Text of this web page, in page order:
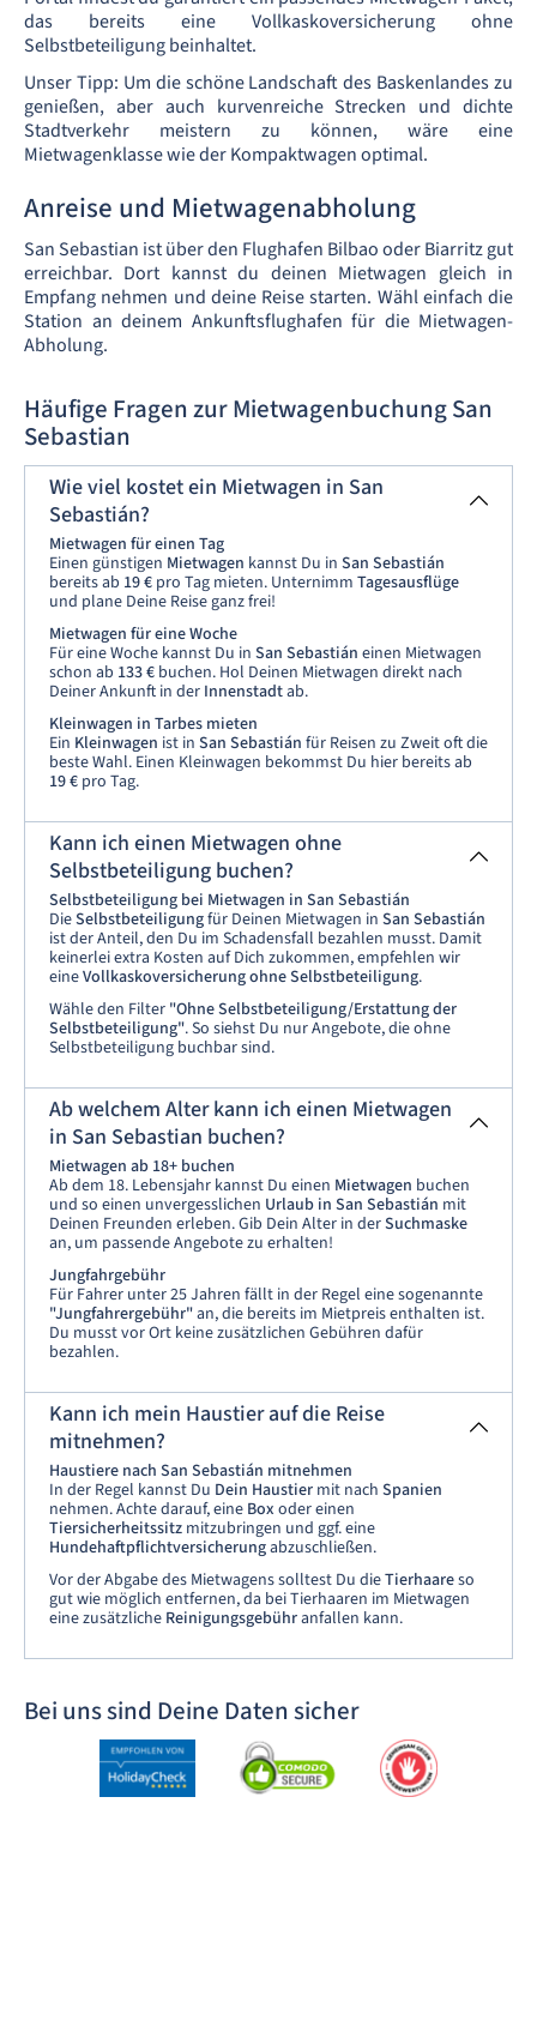
das bereits eine Vollkaskoversicherung ohne
Selbstbeteiligung beinhaltet.
Unser Tipp: Um die schöne Landschaft des Baskenlandes zu
genießen, aber auch kurvenreiche Strecken und dichte
Stadtverkehr meistern zu können, wäre eine
Mietwagenklasse wie der Kompaktwagen optimal.
Anreise und Mietwagenabholung
San Sebastian ist über den Flughafen Bilbao oder Biarritz gut
erreichbar. Dort kannst du deinen Mietwagen gleich in
Empfang nehmen und deine Reise starten. Wähl einfach die
Station an deinem Ankunftsflughafen für die Mietwagen-
Abholung.
Häufige Fragen zur Mietwagenbuchung San
Sebastian
Wie viel kostet ein Mietwagen in San
Sebastián?
Mietwagen für einen Tag
Einen günstigen Mietwagen kannst Du in San Sebastián
bereits ab 19 € pro Tag mieten. Unternimm Tagesausflüge
und plane Deine Reise ganz frei!
Mietwagen für eine Woche
Für eine Woche kannst Du in San Sebastián einen Mietwagen
schon ab 133 € buchen. Hol Deinen Mietwagen direkt nach
Deiner Ankunft in der Innenstadtab.
Kleinwagen in Tarbes mieten
Ein Kleinwagen ist in San Sebastián für Reisen zu Zweit oft die
beste Wahl. Einen Kleinwagen bekommst Du hier bereits ab
19 € pro Tag.
Kann ich einen Mietwagen ohne
Selbstbeteiligung buchen?
Selbstbeteiligung bei Mietwagen in San Sebastián
DieSelbstbeteiligungfür Deinen Mietwagen in San Sebastián
ist der Anteil, den Du im Schadensfall bezahlen musst. Damit
keinerlei extra Kosten auf Dich zukommen, empfehlen wir
eineVollkaskoversicherung ohne Selbstbeteiligung.
Wähle den Filter "Ohne Selbstbeteiligung/Erstattung der
Selbstbeteiligung". So siehst Du nur Angebote, die ohne
Selbstbeteiligung buchbar sind.
Ab welchem Alter kann ich einen Mietwagen
in San Sebastian buchen?
Mietwagen ab 18+ buchen
Ab dem 18. Lebensjahr kannst Du einen Mietwagen buchen
und so einen unvergesslichen Urlaub in San Sebastián mit
Deinen Freunden erleben. Gib Dein Alter in derSuchmaske
an, um passende Angebote zu erhalten!
Jungfahrgebühr
Für Fahrer unter 25 Jahren fällt in der Regel eine sogenannte
"Jungfahrergebühr"an, die bereits im Mietpreis enthalten ist.
Du musst vor Ort keine zusätzlichen Gebühren dafür
bezahlen.
Kann ich mein Haustier auf die Reise
mitnehmen?
Haustiere nach San Sebastián mitnehmen
In der Regel kannst Du Dein Haustier mit nach Spanien
nehmen. Achte darauf, eine Box oder einen
Tiersicherheitssitz mitzubringen und ggf. eine
Hundehaftpflichtversicherungabzuschließen.
Vor der Abgabe des Mietwagens solltest Du dieTierhaareso
gut wie möglich entfernen, da bei Tierhaaren im Mietwagen
eine zusätzliche Reinigungsgebühranfallen kann.
Bei uns sind Deine Daten sicher